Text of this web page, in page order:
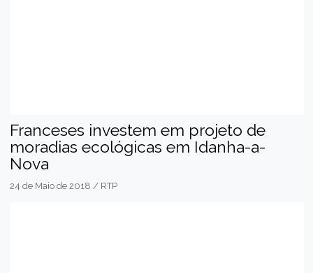
Franceses investem em projeto de
moradias ecológicas em Idanha-a-
Nova
24 de Maio de 2018 / RTP